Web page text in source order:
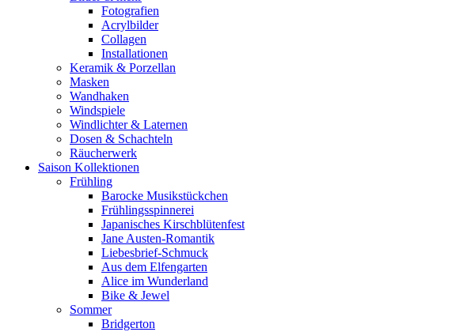
Fotografien
Acrylbilder
Collagen
Installationen
Keramik & Porzellan
Masken
Wandhaken
Windspiele
Windlichter & Laternen
Dosen & Schachteln
Räucherwerk
Saison Kollektionen
Frühling
Barocke Musikstückchen
Frühlingsspinnerei
Japanisches Kirschblütenfest
Jane Austen-Romantik
Liebesbrief-Schmuck
Aus dem Elfengarten
Alice im Wunderland
Bike & Jewel
Sommer
Bridgerton